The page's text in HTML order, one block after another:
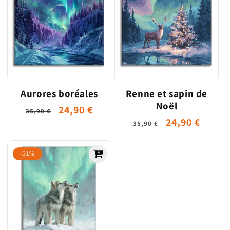
Aurores boréales
Prix
35,90 €
Prix
24,90 €
Renne et sapin de
Noël
Prix
35,90 €
Prix
24,90 €
-31%